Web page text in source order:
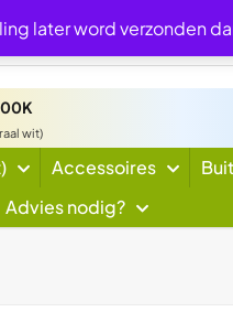
wit)
Accessoires
Advies nodig?
later word verzonden